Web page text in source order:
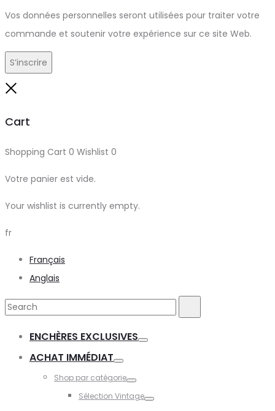
Vos données personnelles seront utilisées pour traiter votre
commande et soutenir votre expérience sur ce site Web.
S’inscrire
Cart
Shopping Cart 0 Wishlist 0
Votre panier est vide.
Your wishlist is currently empty.
fr
Français
Anglais
Search
ENCHÈRES EXCLUSIVES
ACHAT IMMÉDIAT
Shop par catégorie
Sélection Vintage